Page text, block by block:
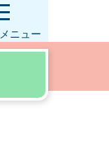
メニュー